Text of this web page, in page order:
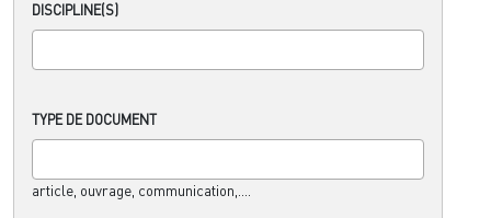
DISCIPLINE(S)
TYPE DE DOCUMENT
article, ouvrage, communication,....